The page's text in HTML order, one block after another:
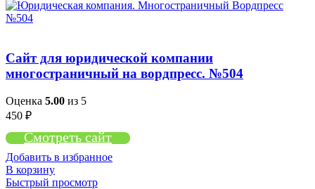
Сайт для юридической компании
многостраничный на вордпресс. №504
Оценка 5.00 из 5
450 ₽
Смотреть сайт
Добавить в избранное
В корзину
Быстрый просмотр